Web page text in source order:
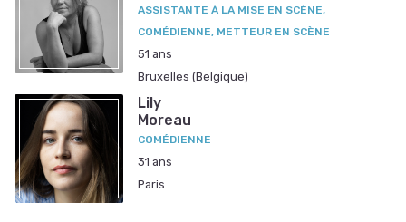
ASSISTANTE À LA MISE EN SCÈNE,
COMÉDIENNE, METTEUR EN SCÈNE
51 ans
Bruxelles (Belgique)
Lily
Moreau
COMÉDIENNE
31 ans
Paris